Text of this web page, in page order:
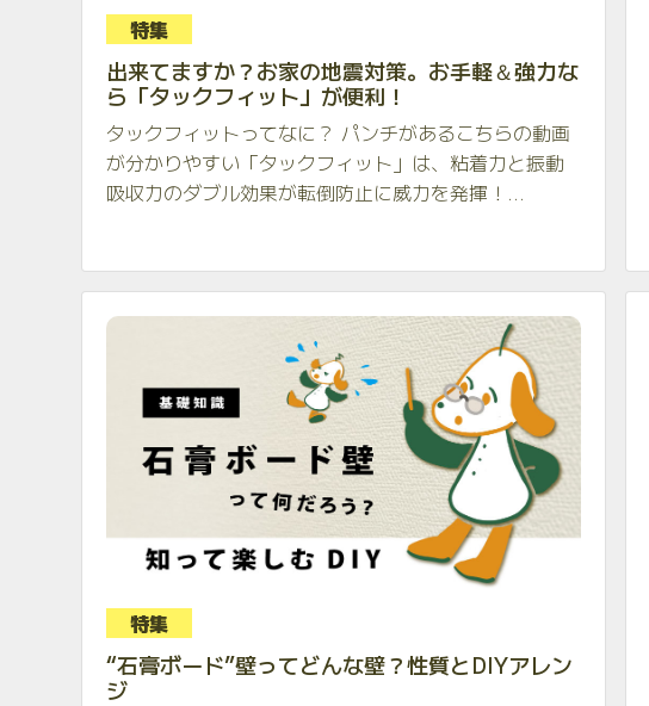
特集
出来てますか？お家の地震対策。お手軽＆強力な
ら「タックフィット」が便利！
タックフィットってなに？ パンチがあるこちらの動画
が分かりやすい「タックフィット」は、粘着力と振動
吸収力のダブル効果が転倒防止に威力を発揮！...
特集
“石膏ボード”壁ってどんな壁？性質とDIYアレン
ジ